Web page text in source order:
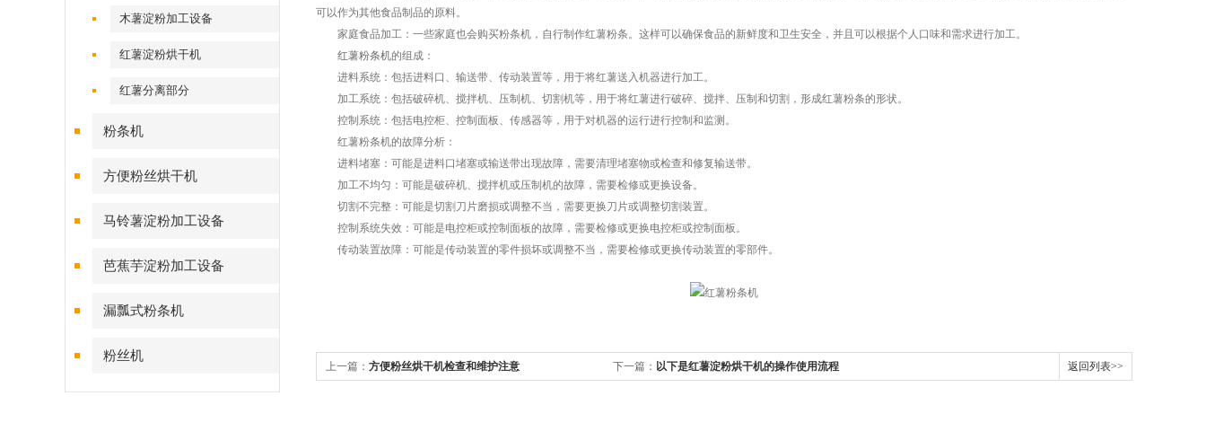
木薯淀粉加工设备
红薯淀粉烘干机
红薯分离部分
粉条机
方便粉丝烘干机
马铃薯淀粉加工设备
芭蕉芋淀粉加工设备
漏瓢式粉条机
粉丝机
可以作为其他食品制品的原料。
家庭食品加工：一些家庭也会购买粉条机，自行制作红薯粉条。这样可以确保食品的新鲜度和卫生安全，并且可以根据个人口味和需求进行加工。
红薯粉条机的组成：
进料系统：包括进料口、输送带、传动装置等，用于将红薯送入机器进行加工。
加工系统：包括破碎机、搅拌机、压制机、切割机等，用于将红薯进行破碎、搅拌、压制和切割，形成红薯粉条的形状。
控制系统：包括电控柜、控制面板、传感器等，用于对机器的运行进行控制和监测。
红薯粉条机的故障分析：
进料堵塞：可能是进料口堵塞或输送带出现故障，需要清理堵塞物或检查和修复输送带。
加工不均匀：可能是破碎机、搅拌机或压制机的故障，需要检修或更换设备。
切割不完整：可能是切割刀片磨损或调整不当，需要更换刀片或调整切割装置。
控制系统失效：可能是电控柜或控制面板的故障，需要检修或更换电控柜或控制面板。
传动装置故障：可能是传动装置的零件损坏或调整不当，需要检修或更换传动装置的零部件。
上一篇： 方便粉丝烘干机检查和维护注意 下一篇： 以下是红薯淀粉烘干机的操作使用流程 返回列表>>